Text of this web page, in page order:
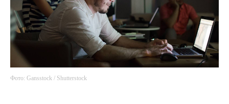
Фото: Gansstock / Shutterstock